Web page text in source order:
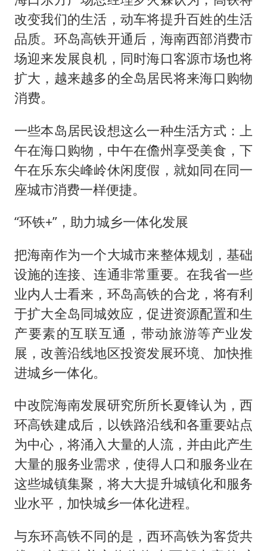
改变我们的生活，动车将提升百姓的生活
品质。环岛高铁开通后，海南西部消费市
场迎来发展良机，同时海口客源市场也将
扩大，越来越多的全岛居民将来海口购物
消费。
一些本岛居民设想这么一种生活方式：上
午在海口购物，中午在儋州享受美食，下
午在乐东尖峰岭休闲度假，就如同在同一
座城市消费一样便捷。
“环铁+”，助力城乡一体化发展
把海南作为一个大城市来整体规划，基础
设施的连接、连通非常重要。在我省一些
业内人士看来，环岛高铁的合龙，将有利
于扩大全岛同城效应，促进资源配置和生
产要素的互联互通，带动旅游等产业发
展，改善沿线地区投资发展环境、加快推
进城乡一体化。
中改院海南发展研究所所长夏锋认为，西
环高铁建成后，以铁路沿线和各重要站点
为中心，将涌入大量的人流，并由此产生
大量的服务业需求，使得人口和服务业在
这些城镇集聚，将大大提升城镇化和服务
业水平，加快城乡一体化进程。
与东环高铁不同的是，西环高铁为客货共